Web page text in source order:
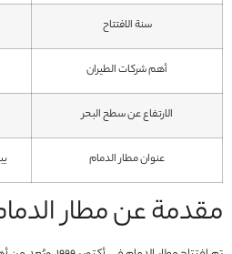
سنة الافتتاح
أهم شركات الطيران
الارتفاع عن سطح البحر
عنوان مطار الدمام يبعد 20
مقدمة عن مطار